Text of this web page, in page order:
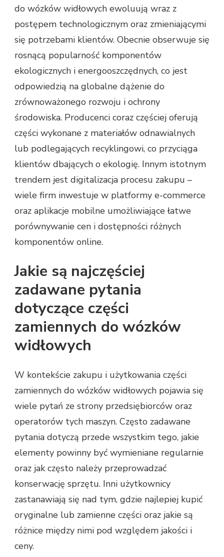
do wózków widłowych ewoluują wraz z
postępem technologicznym oraz zmieniającymi
się potrzebami klientów. Obecnie obserwuje się
rosnącą popularność komponentów
ekologicznych i energooszczędnych, co jest
odpowiedzią na globalne dążenie do
zrównoważonego rozwoju i ochrony
środowiska. Producenci coraz częściej oferują
części wykonane z materiałów odnawialnych
lub podlegających recyklingowi, co przyciąga
klientów dbających o ekologię. Innym istotnym
trendem jest digitalizacja procesu zakupu –
wiele firm inwestuje w platformy e-commerce
oraz aplikacje mobilne umożliwiające łatwe
porównywanie cen i dostępności różnych
komponentów online.
Jakie są najczęściej
zadawane pytania
dotyczące części
zamiennych do wózków
widłowych
W kontekście zakupu i użytkowania części
zamiennych do wózków widłowych pojawia się
wiele pytań ze strony przedsiębiorców oraz
operatorów tych maszyn. Często zadawane
pytania dotyczą przede wszystkim tego, jakie
elementy powinny być wymieniane regularnie
oraz jak często należy przeprowadzać
konserwację sprzętu. Inni użytkownicy
zastanawiają się nad tym, gdzie najlepiej kupić
oryginalne lub zamienne części oraz jakie są
różnice między nimi pod względem jakości i
ceny.